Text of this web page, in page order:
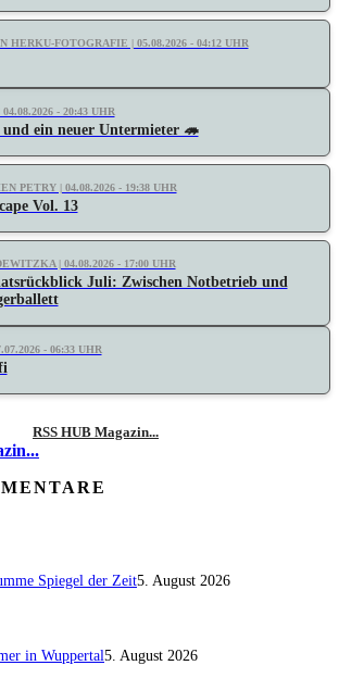
HERKU-FOTOGRAFIE | 05.08.2026 - 04:12 UHR
- 20:43 UHR
ein neuer Untermieter 🦔
PETRY | 04.08.2026 - 19:38 UHR
Vol. 13
| 04.08.2026 - 17:00 UHR
Juli: Zwischen Notbetrieb und
- 06:33 UHR
RSS HUB Magazin...
Spiegel der Zeit5. August 2026
in Wuppertal5. August 2026